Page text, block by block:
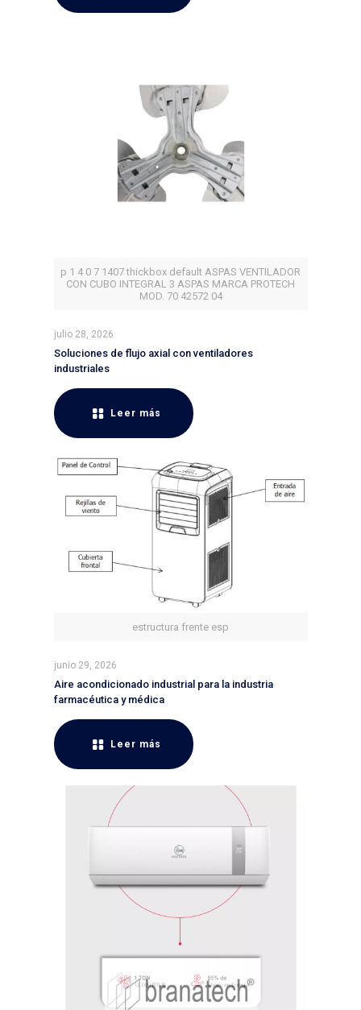
p 1 4 0 7 1407 thickbox default ASPAS VENTILADOR
CON CUBO INTEGRAL 3 ASPAS MARCA PROTECH
MOD. 70 42572 04
julio 28, 2026
Soluciones de flujo axial con ventiladores
industriales
Leer más
estructura frente esp
junio 29, 2026
Aire acondicionado industrial para la industria
farmacéutica y médica
Leer más